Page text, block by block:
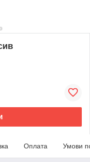
Оплата Умови